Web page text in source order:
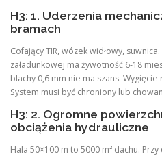
H3: 1. Uderzenia
bramach
Cofający TIR, wózek widłowy,
załadunkowej ma żywotność 6-18
blachy 0,6 mm nie ma szans.
System musi być chroniony lub
H3: 2. Ogromne
obciążenia hydrauliczne
Hala 50×100 m to 5000 m² dachu.